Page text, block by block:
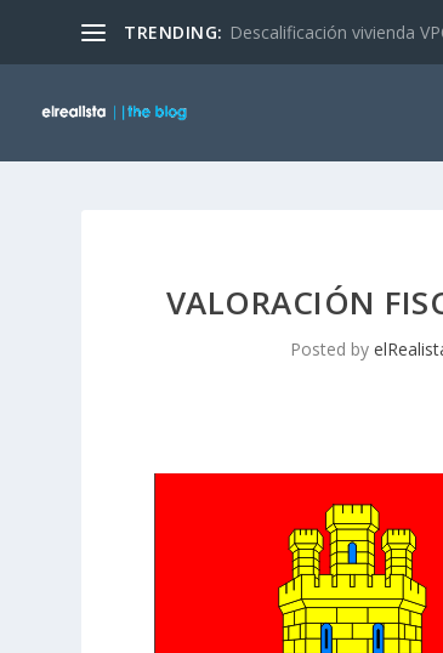
TRENDING: Precio Máximo de Venta
VALORACIÓN
Posted by